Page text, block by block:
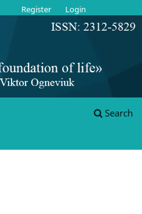
Search
Register Login